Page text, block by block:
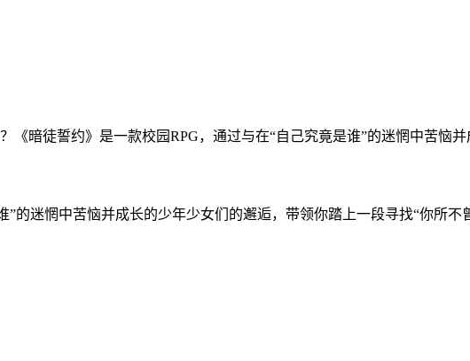
暗徒誓约》是一款校园RPG，通过与在“自己究竟是谁”的迷惘中苦恼
”的迷惘中苦恼并成长的少年少女们的邂逅，带领你踏上一段寻找“你所不